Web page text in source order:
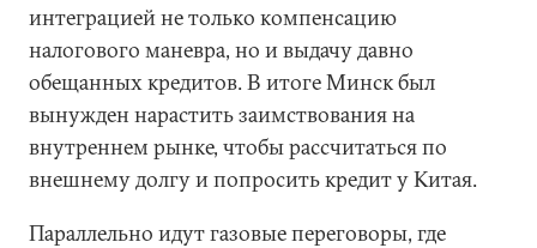
интеграцией не только компенсацию
налогового маневра, но и выдачу давно
обещанных кредитов. В итоге Минск был
вынужден нарастить заимствования на
внутреннем рынке, чтобы рассчитаться по
внешнему долгу и попросить кредит у Китая.
Параллельно идут газовые переговоры, где